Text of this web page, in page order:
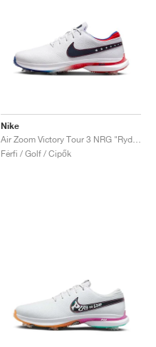
Nike
Férfi / Golf / Cipők